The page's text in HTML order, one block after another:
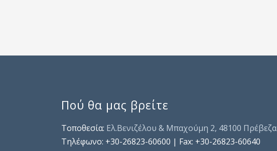
Πού θα μας βρείτε
Τοποθεσία: Ελ.Βενιζέλου & Μπαχούμη 2, 48100 Πρέβεζα
Τηλέφωνo: +30-26823-60600 | Fax: +30-26823-60640